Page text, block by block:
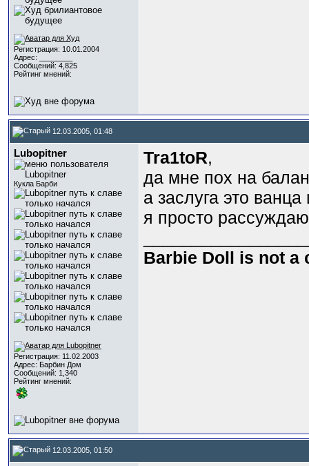
Регистрация: 10.01.2004
Адрес: ________
Сообщений: 4,825
Рейтинг мнений:
12.03.2005, 01:48
Lubopitner
Кукла Барби
Регистрация: 11.02.2003
Адрес: Барбин Дом
Сообщений: 1,340
Рейтинг мнений:
Tra1toR,
да мне пох на
а заслуга это
я просто
Barbie Doll is not a
12.03.2005, 01:50